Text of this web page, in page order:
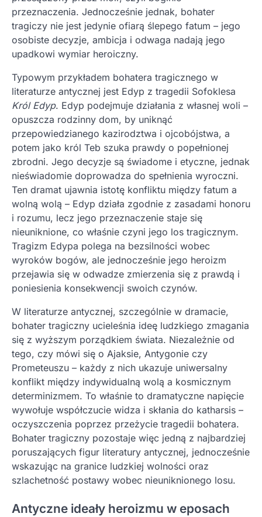
przeznaczenia. Jednocześnie jednak, bohater
tragiczy nie jest jedynie ofiarą ślepego fatum – jego
osobiste decyzje, ambicja i odwaga nadają jego
upadkowi wymiar heroiczny.
Typowym przykładem bohatera tragicznego w
literaturze antycznej jest Edyp z tragedii Sofoklesa
Król Edyp. Edyp podejmuje działania z własnej woli –
opuszcza rodzinny dom, by uniknąć
przepowiedzianego kazirodztwa i ojcobójstwa, a
potem jako król Teb szuka prawdy o popełnionej
zbrodni. Jego decyzje są świadome i etyczne, jednak
nieświadomie doprowadza do spełnienia wyroczni.
Ten dramat ujawnia istotę konfliktu między fatum a
wolną wolą – Edyp działa zgodnie z zasadami honoru
i rozumu, lecz jego przeznaczenie staje się
nieuniknione, co właśnie czyni jego los tragicznym.
Tragizm Edypa polega na bezsilności wobec
wyroków bogów, ale jednocześnie jego heroizm
przejawia się w odwadze zmierzenia się z prawdą i
poniesienia konsekwencji swoich czynów.
W literaturze antycznej, szczególnie w dramacie,
bohater tragiczny ucieleśnia ideę ludzkiego zmagania
się z wyższym porządkiem świata. Niezależnie od
tego, czy mówi się o Ajaksie, Antygonie czy
Prometeuszu – każdy z nich ukazuje uniwersalny
konflikt między indywidualną wolą a kosmicznym
determinizmem. To właśnie to dramatyczne napięcie
wywołuje współczucie widza i skłania do katharsis –
oczyszczenia poprzez przeżycie tragedii bohatera.
Bohater tragiczny pozostaje więc jedną z najbardziej
poruszających figur literatury antycznej, jednocześnie
wskazując na granice ludzkiej wolności oraz
szlachetność postawy wobec nieuniknionego losu.
Antyczne ideały heroizmu w eposach